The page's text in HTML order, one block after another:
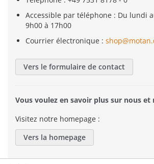
Accessible par téléphone : Du lundi
9h00 à 17h00
Courrier électronique :
Vers le formulaire de contact
Vous voulez en savoir plus sur nous et
Visitez notre homepage :
Vers la homepage